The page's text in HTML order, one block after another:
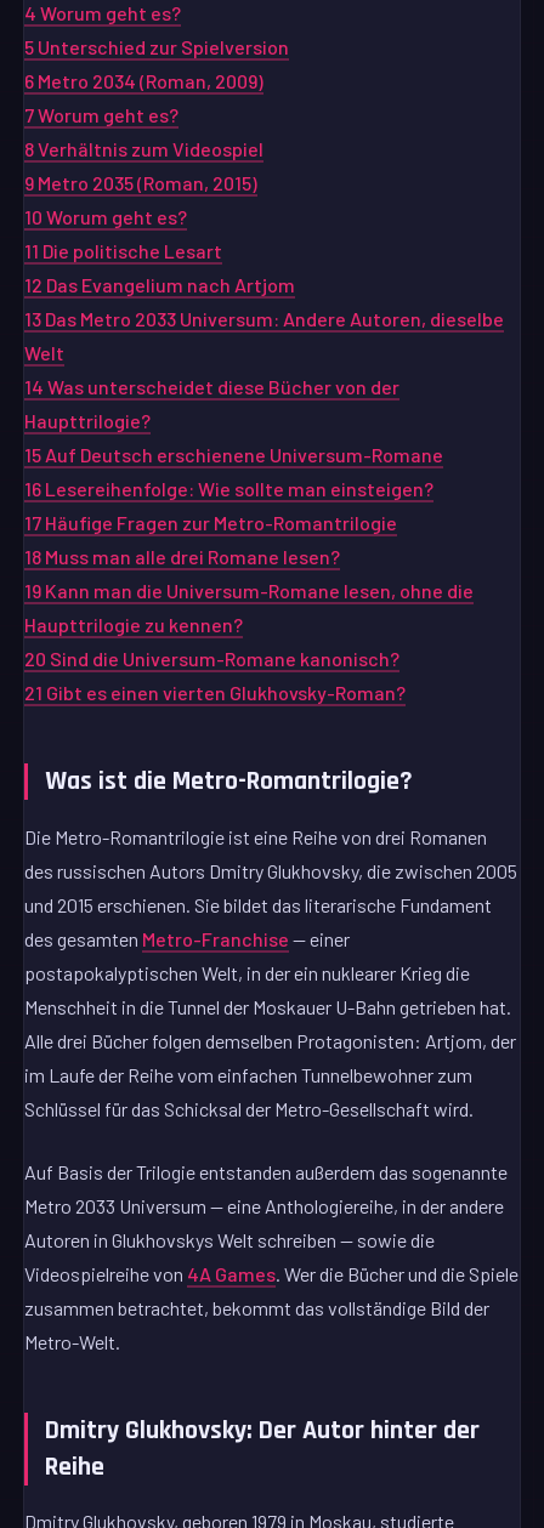
4 Worum geht es?
5 Unterschied zur Spielversion
6 Metro 2034 (Roman, 2009)
7Worum geht es?
8Verhältnis zum Videospiel
9 Metro 2035 (Roman, 2015)
10 Worum geht es?
11 Die politische Lesart
12 Das Evangelium nach Artjom
13 Das Metro 2033 Universum: Andere Autoren, dieselbe
Welt
14 Was unterscheidet diese Bücher von der
Haupttrilogie?
15 Auf Deutsch erschienene Universum-Romane
16 Lesereihenfolge: Wie sollte man einsteigen?
17 Häufige Fragen zur Metro-Romantrilogie
18 Muss man alle drei Romane lesen?
19 Kann man die Universum-Romane lesen, ohne die
Haupttrilogie zu kennen?
20 Sind die Universum-Romane kanonisch?
21 Gibt es einen vierten Glukhovsky-Roman?
Was ist die Metro-Romantrilogie?
Die Metro-Romantrilogie ist eine Reihe von drei Romanen
des russischen Autors Dmitry Glukhovsky, die zwischen 2005
und 2015 erschienen. Sie bildet das literarische Fundament
des gesamten Metro-Franchise — einer
postapokalyptischen Welt, in der ein nuklearer Krieg die
Menschheit in die Tunnel der Moskauer U-Bahn getrieben hat.
Alle drei Bücher folgen demselben Protagonisten: Artjom, der
im Laufe der Reihe vom einfachen Tunnelbewohner zum
Schlüssel für das Schicksal der Metro-Gesellschaft wird.
Auf Basis der Trilogie entstanden außerdem das sogenannte
Metro 2033 Universum — eine Anthologiereihe, in der andere
Autoren in Glukhovskys Welt schreiben — sowie die
Videospielreihe von 4A Games . Wer die Bücher und die Spiele
zusammen betrachtet, bekommt das vollständige Bild der
Metro-Welt.
Dmitry Glukhovsky: Der Autor hinter der
Reihe
Dmitry Glukhovsky, geboren 1979 in Moskau, studierte